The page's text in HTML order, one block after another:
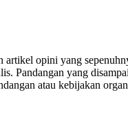
artikel opini yang
Pandangan yang
atau kebijakan